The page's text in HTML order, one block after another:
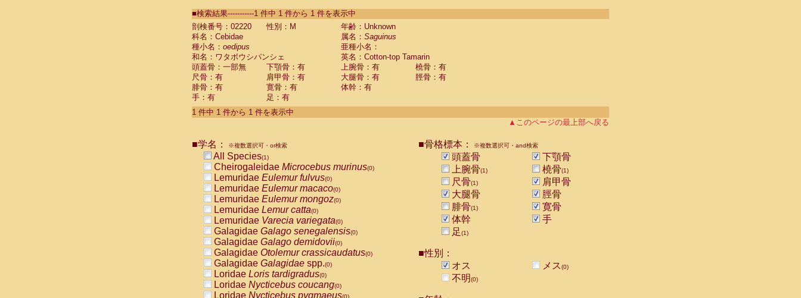
CebidaeSaguinus labiatus(0)
Cebidae Saguinus leucopus (0)
Cebidae
Cebidae
CebidaeSaguinus nigricollis (0)
Cebidae Saguinus oedipus
Cebidae Saguinus weddelli
Cebidae Saguinusspp.
Cebidae Aotus trivirgatus
Cebidae Cebus albifrons
CebidaeCebus nigrivittatus
CebidaeCebus
CebidaeSaimiri boliviensis(0)
CebidaeSaimiri sciureus(0)
AtelidaeAlouatta caraya(0)
AtelidaeAlouatta fusca(0)
AtelidaeAlouatta seniculus
AtelidaeAlouattaspp.(0)
AtelidaeAteles belzebuth(0)
AtelidaeAteles geoffroyi(0)
AtelidaeAteles paniscus(0)
AtelidaeAtelesspp.(0)
Atelidae Lagothrix lagothricha
AtelidaeLagothrix lagothricha cana
PitheciidaeCacajao calvus rubicundus
■検索結果-----------1 件中 1 件から 1 件を表示中
剖検番号：02220
性別：M
年齢：Unknown
科名：Cebidae
属名： Saguinus
種小名： oedipus
亜種小名：
和名：ワタボウシパンシェ
英名：Cotton-top Tamarin
頭蓋骨：一部無
下顎骨：有 上腕骨：有
橈骨：有
尺骨：有
肩甲骨：有 大腿骨：有
脛骨：有
腓骨：有
寛骨：有
体幹：有
手：有
足：有
1 件中 1 件から 1 件を表示中
▲このページの最上部へ戻る
■学名： ※複数選択可・or検索
All Species(1)
Cheirogaleidae Microcebus murinus(0)
Lemuridae Eulemur fulvus(0)
Lemuridae Eulemur macaco(0)
Lemuridae Eulemur mongoz(0)
Lemuridae Lemur catta(0)
Lemuridae Varecia variegata(0)
Galagidae Galago senegalensis(0)
Galagidae Galago demidovii(0)
Galagidae Otolemur crassicaudatus(0)
Galagidae Galagidae spp.(0)
Loridae Loris tardigradus(0)
Loridae Nycticebus coucang(0)
Loridae Nycticebus pygmaeus(0)
■骨格標本： ※複数選択可・and検索
頭蓋骨
下顎骨
上腕骨(1) 橈骨(1)
尺骨(1)
肩甲骨
大腿骨
脛骨
腓骨(1)
寛骨
体幹
手
足(1)
■性別：
オス
メス(0)
不明(0)